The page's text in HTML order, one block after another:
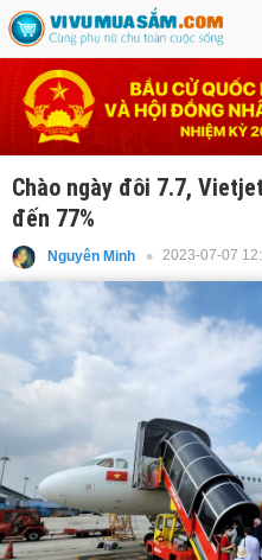
Chào ngày đôi 7.7,
đến 77%
Nguyên Minh 2023-07-07